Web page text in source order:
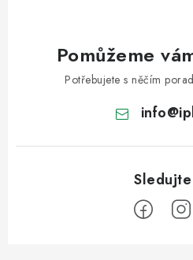
Pomůžeme
Potřebujete s něčím
info@